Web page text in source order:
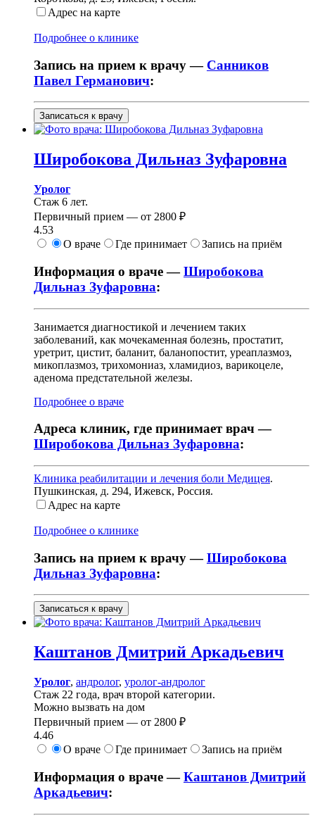
Адрес на карте
Подробнее о клинике
Запись на прием к врачу — Санников
Павел Германович:
Записаться к врачу
Широбокова Дильназ Зуфаровна
Уролог
Стаж 6 лет.
Первичный прием — от 2800 ₽
4.53
О враче
Где принимает Запись на приём
Информация о враче —Широбокова
Дильназ Зуфаровна:
Занимается диагностикой и лечением таких
заболеваний, как мочекаменная болезнь, простатит,
уретрит, цистит, баланит, баланопостит, уреаплазмоз,
микоплазмоз, трихомониаз, хламидиоз, варикоцеле,
аденома предстательной железы.
Подробнее о враче
Адреса клиник, где принимает врач —
Широбокова Дильназ Зуфаровна:
Клиника реабилитации и лечения боли Медицея.
Пушкинская, д. 294, Ижевск, Россия.
Адрес на карте
Подробнее о клинике
Запись на прием к врачу —Широбокова
Дильназ Зуфаровна:
Записаться к врачу
Каштанов Дмитрий Аркадьевич
Уролог, андролог, уролог-андролог
Стаж 22 года, врач второй категории.
Можно вызвать на дом
Первичный прием — от 2800 ₽
4.46
О враче
Где принимает Запись на приём
Информация о враче —Каштанов Дмитрий
Аркадьевич: